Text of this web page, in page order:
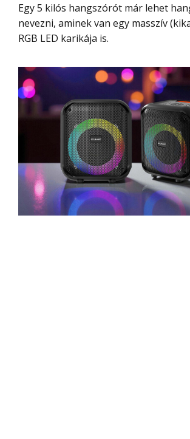
Egy 5 kilós hangszórót már lehet hangfalnak
nevezni, aminek van egy masszív
RGB LED karikája is.